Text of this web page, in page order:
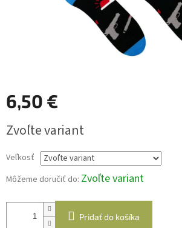
6,50 €
cena:
Zvoľte variant
Veľkosť
Môžeme doručiť do: Zvoľte variant
Pridať do košíka